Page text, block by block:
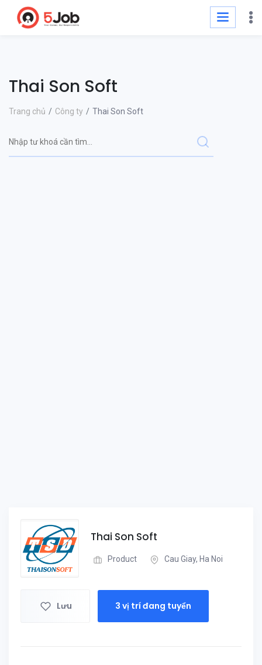
Thai Son Soft
Trang chủ Công ty Thai Son Soft
Thai Son Soft
Product Cau Giay, Ha Noi
Lưu 3 vị trí đang tuyển